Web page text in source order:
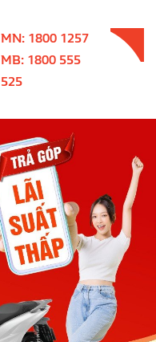
MN: 1800 1257
MB: 1800 555
525